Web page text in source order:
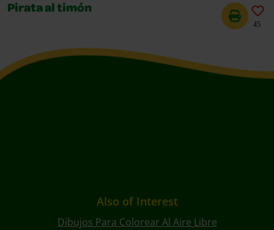
Pirata al timón
45
Also of Interest
Dibujos Para Colorear Al Aire Libre